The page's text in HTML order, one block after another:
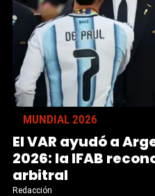
MUNDIAL 2026
El VAR ayudó a
2026: la IFAB
arbitral
Redacción